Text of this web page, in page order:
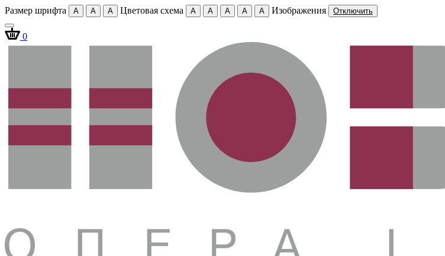
Размер шрифта A A A Цветовая схема A A A A A Изображения Отключить
0